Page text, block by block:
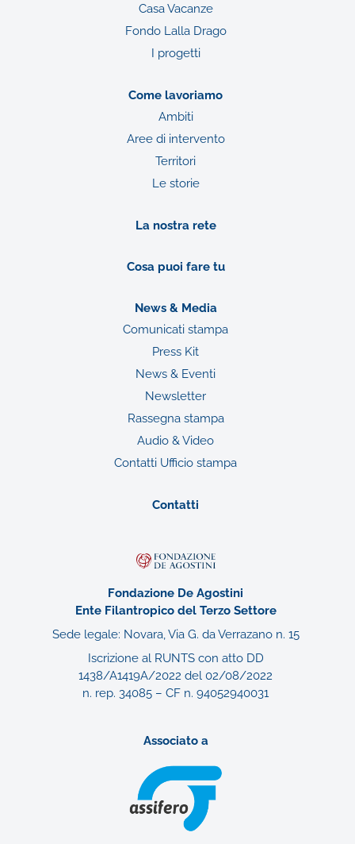
Casa Vacanze
Fondo Lalla Drago
I progetti
Come lavoriamo
Ambiti
Aree di intervento
Territori
Le storie
La nostra rete
Cosa puoi fare tu
News & Media
Comunicati stampa
Press Kit
News & Eventi
Newsletter
Rassegna stampa
Audio & Video
Contatti Ufficio stampa
Contatti
Fondazione De Agostini
Ente Filantropico del Terzo Settore
Sede legale: Novara, Via G. da Verrazano n. 15
Iscrizione al RUNTS con atto DD
1438/A1419A/2022 del 02/08/2022
n. rep. 34085 – CF n. 94052940031
Associato a